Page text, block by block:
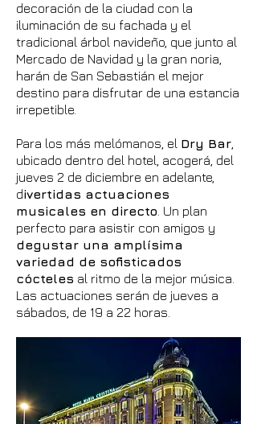
decoración de la ciudad con la
iluminación de su fachada y el
tradicional árbol navideño, que junto al
Mercado de Navidad y la gran noria,
harán de San Sebastián el mejor
destino para disfrutar de una estancia
irrepetible.
Para los más melómanos, el Dry Bar
ubicado dentro del hotel, acogerá, del
jueves 2 de diciembre en adelante,
divertidas actuaciones
musicales en directo . Un plan
perfecto para asistir con amigos y
degustar una amplísima
variedad de sofisticados
cócteles al ritmo de la mejor música.
Las actuaciones serán de jueves a
sábados, de 19 a 22 horas.